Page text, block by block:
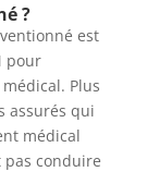
?
est
pour
Plus
assurés qui
médical
conduire